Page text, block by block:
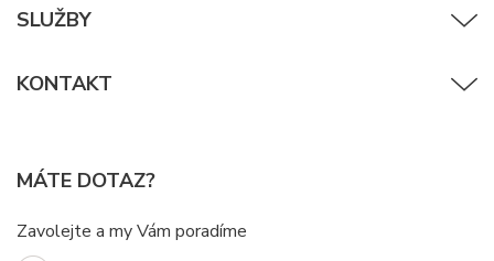
SLUŽBY
KONTAKT
MÁTE DOTAZ?
Zavolejte a my Vám poradíme